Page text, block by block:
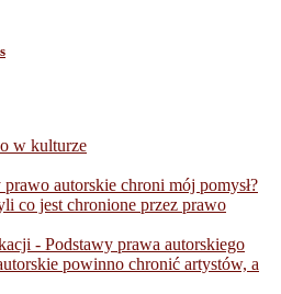
w kulturze
autorskie chroni mój pomysł?
co jest chronione przez prawo
- Podstawy prawa autorskiego
powinno chronić artystów, a